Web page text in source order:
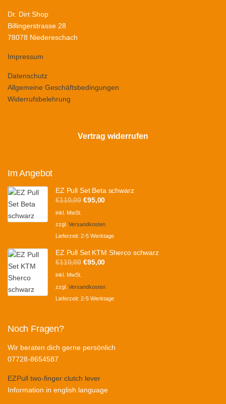
Dr. Dirt Shop
Billingerstrasse 28
78078 Niedereschach
Impressum
Datenschutz
Allgemeine Geschäftsbedingungen
Widerrufsbelehrung
Vertrag widerrufen
Im Angebot
EZ Pull Set Beta schwarz
€110,00 Ursprünglicher
war:
€110,00
€95,00Aktueller
ist:
€95,00.
inkl. MwSt.
zzgl. Versandkosten
Lieferzeit: 2-5 Werktage
EZ Pull Set KTM Sherco schwarz
€110,00 Ursprünglicher
war:
€110,00
€95,00Aktueller
ist:
€95,00.
inkl. MwSt.
zzgl. Versandkosten
Lieferzeit: 2-5 Werktage
Noch Fragen?
Wir beraten dich gerne persönlich
07728-8654587
EZPull two-finger clutch lever
Information in english language